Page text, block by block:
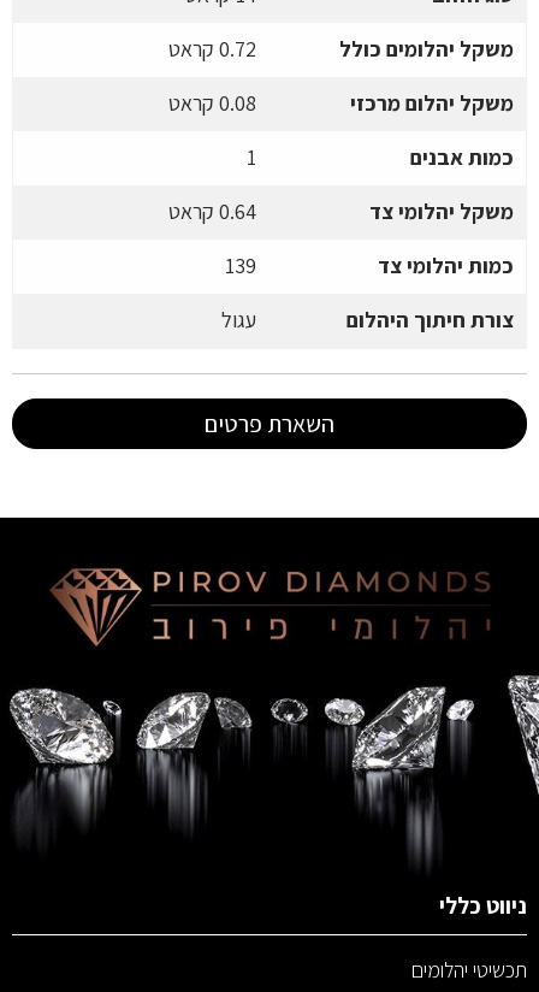
משקל יהלומים כולל
0.72 קראט
משקל יהלום מרכזי
0.08 קראט
כמות אבנים
1
משקל יהלומי צד
0.64 קראט
כמות יהלומי צד
139
צורת חיתוך היהלום
עגול
השארת פרטים
ניווט כללי
תכשיטי יהלומים